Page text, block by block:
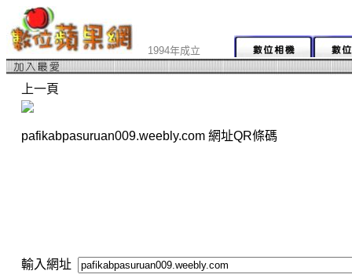
1994年成立
上一頁
pafikabpasuruan009.weebly.com 網址QR條碼
輸入網址